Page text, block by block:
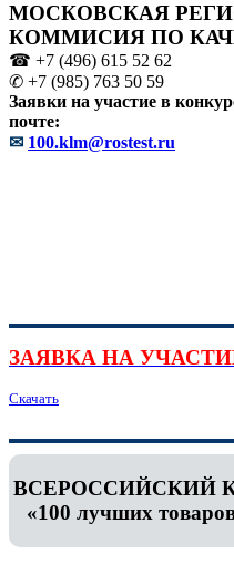
МОСКОВСКАЯ
КОММИСИЯ ПО
☎ +7 (496) 615 52 62
✆ +7 (985) 763 50 59
Заявки на участие в
почте:
✉ 100.klm@rostest.ru
ЗАЯВКА НА
Скачать
ВСЕРОССИЙСКИЙ
«100 лучших